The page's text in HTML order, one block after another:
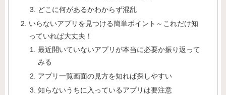
どこに何があるかわからず混乱
いらないアプリを見つける簡単ポイント～これだけ知
っていれば大丈夫！
最近開いていないアプリが本当に必要か振り返って
みる
アプリ一覧画面の見方を知れば探しやすい
知らないうちに入っているアプリは要注意